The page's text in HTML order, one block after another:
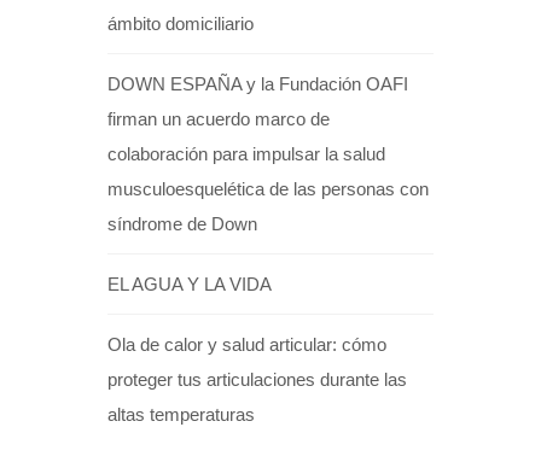
ámbito domiciliario
DOWN ESPAÑA y la Fundación OAFI
firman un acuerdo marco de
colaboración para impulsar la salud
musculoesquelética de las personas con
síndrome de Down
EL AGUA Y LA VIDA
Ola de calor y salud articular: cómo
proteger tus articulaciones durante las
altas temperaturas